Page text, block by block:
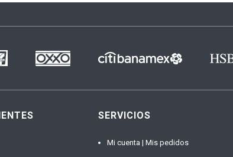
SERVICIOS
Mi cuenta | Mis pedidos